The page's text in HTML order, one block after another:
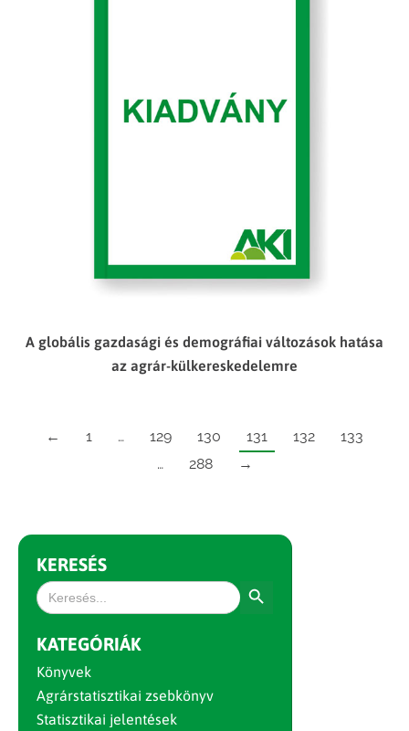
A globális gazdasági és demográfiai változások hatása
az agrár-külkereskedelemre
← 1 … 129 130 131 132
133
…
288 →
KERESÉS
Search
for:
KATEGÓRIÁK
Könyvek
Agrárstatisztikai zsebkönyv
Statisztikai jelentések